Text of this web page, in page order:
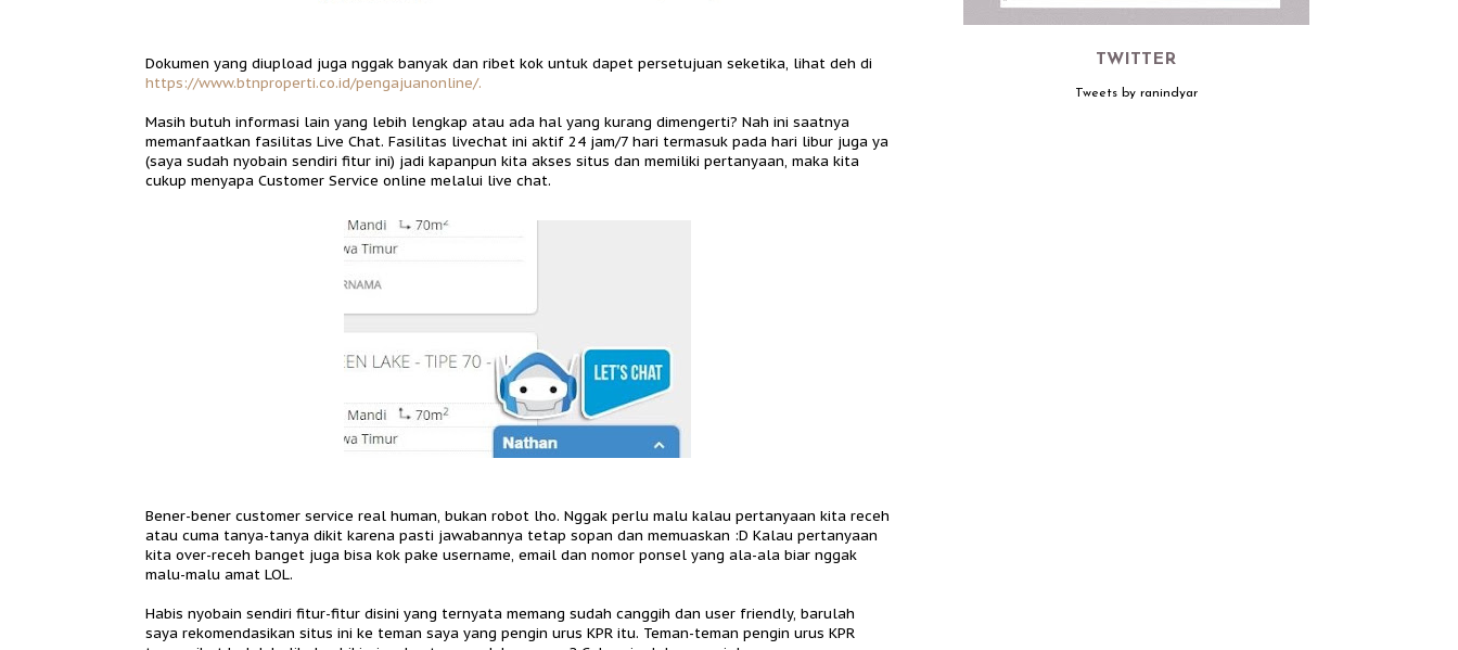
Dokumen yang diupload juga nggak banyak dan ribet kok untuk dapet persetujuan seketika, lihat deh di
https://www.btnproperti.co.id/pengajuanonline/.
Masih butuh informasi lain yang lebih lengkap atau ada hal yang kurang dimengerti? Nah ini saatnya
memanfaatkan fasilitas Live Chat. Fasilitas livechat ini aktif 24 jam/7 hari termasuk pada hari libur juga ya
(saya sudah nyobain sendiri fitur ini) jadi kapanpun kita akses situs dan memiliki pertanyaan, maka kita
cukup menyapa Customer Service online melalui live chat.
Bener-bener customer service real human, bukan robot lho. Nggak perlu malu kalau pertanyaan kita receh
atau cuma tanya-tanya dikit karena pasti jawabannya tetap sopan dan memuaskan :D Kalau pertanyaan
kita over-receh banget juga bisa kok pake username, email dan nomor ponsel yang ala-ala biar nggak
malu-malu amat LOL.
Habis nyobain sendiri fitur-fitur disini yang ternyata memang sudah canggih dan user friendly, barulah
saya rekomendasikan situs ini ke teman saya yang pengin urus KPR itu. Teman-teman pengin urus KPR
TWITTER
Tweets by ranindyar